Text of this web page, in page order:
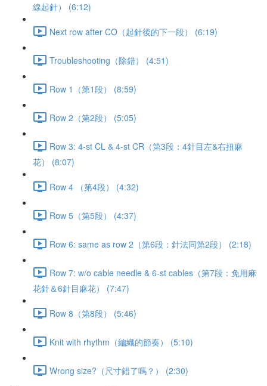
線起針） (6:12)
Next row after CO（起針後的下一段） (6:19)
Troubleshooting（除錯） (4:51)
Row 1（第1段） (8:59)
Row 2（第2段） (5:05)
Row 3: 4-st CL & 4-st CR（第3段：4針目左&右扭麻
花） (8:07)
Row 4 （第4段） (4:32)
Row 5（第5段） (4:37)
Row 6: same as row 2（第6段：針法同第2段） (2:18)
Row 7: w/o cable needle & 6-st cables（第7段：免用麻
花針＆6針目麻花） (7:47)
Row 8（第8段） (5:46)
Knit with rhythm（編織的節奏） (5:10)
Wrong size?（尺寸錯了嗎？） (2:30)